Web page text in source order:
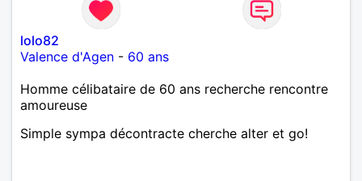
lolo82
Valence d'Agen - 60 ans
Homme célibataire de 60 ans recherche rencontre
amoureuse
Simple sympa décontracte cherche alter et go!